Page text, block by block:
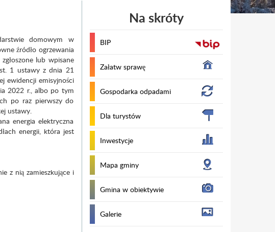
domowym w
źródło ogrzewania
lub wpisane
1 ustawy z dnia 21
ewidencji emisyjności
2022 r., albo po tym
po raz pierwszy do
ustawy.
energia elektryczna
energii, która jest
z nią zamieszkujące i
Na skróty
BIP
Załatw sprawę
Gospodarka odpadami
Dla turystów
Inwestycje
Mapa gminy
Gmina w obiektywie
Galerie